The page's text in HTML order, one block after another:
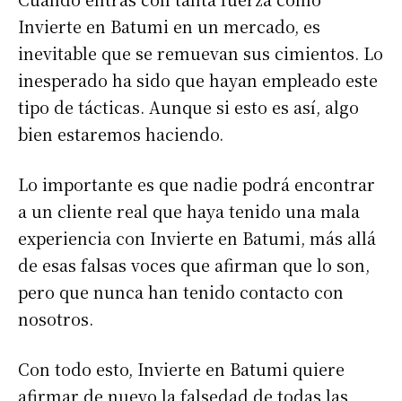
Invierte en Batumi en un mercado, es
inevitable que se remuevan sus cimientos. Lo
inesperado ha sido que hayan empleado este
tipo de tácticas. Aunque si esto es así, algo
bien estaremos haciendo.
Lo importante es que nadie podrá encontrar
a un cliente real que haya tenido una mala
experiencia con Invierte en Batumi, más allá
de esas falsas voces que afirman que lo son,
pero que nunca han tenido contacto con
nosotros.
Con todo esto, Invierte en Batumi quiere
afirmar de nuevo la falsedad de todas las